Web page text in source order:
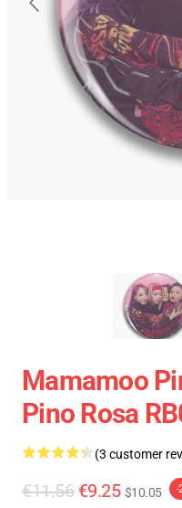
Mamamoo
Pino Rosa
(3 customer
€11.56 €9.25 $10.05 -